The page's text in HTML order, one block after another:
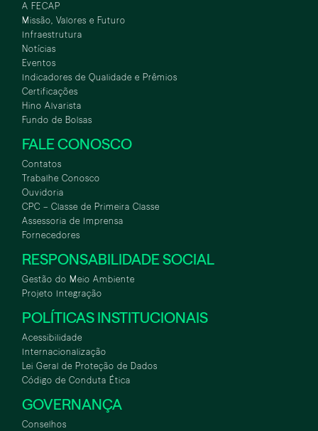
A FECAP
Missão, Valores e Futuro
Infraestrutura
Notícias
Eventos
Indicadores de Qualidade e Prêmios
Certificações
Hino Alvarista
Fundo de Bolsas
FALE CONOSCO
Contatos
Trabalhe Conosco
Ouvidoria
CPC – Classe de Primeira Classe
Assessoria de Imprensa
Fornecedores
RESPONSABILIDADE SOCIAL
Gestão do Meio Ambiente
Projeto Integração
POLÍTICAS INSTITUCIONAIS
Acessibilidade
Internacionalização
Lei Geral de Proteção de Dados
Código de Conduta Ética
GOVERNANÇA
Conselhos